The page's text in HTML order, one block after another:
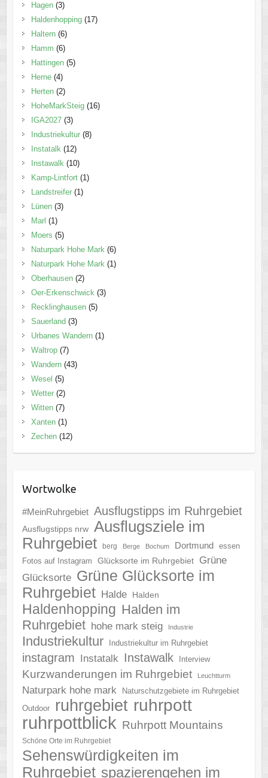
Hagen(3)
Haldenhopping(17)
Haltern(6)
Hamm (6)
Hattingen(5)
Herne(4)
Herten(2)
HoheMarkSteig(16)
IGA2027(3)
Industriekultur(8)
Instatalk(12)
Instawalk(10)
Kamp-Lintfort(1)
Landstreifer(1)
Lünen(3)
Marl (1)
Moers (5)
Naturpark Hohe Mark(6)
Naturpark Hohe Mark(1)
Oberhausen(2)
Oer-Erkenschwick(3)
Recklinghausen(5)
Sauerland (3)
Urbanes Wandern(1)
Waltrop(7)
Wandern(43)
Wesel (5)
Wetter(2)
Witten(7)
Xanten(1)
Zechen(12)
Wortwolke
#MeinRuhrgebiet Ausflugstipps im Ruhrgebiet
Ausflugstipps nrw Ausflugsziele im
Ruhrgebiet
berg Berge Bochum Dortmund
essen
Fotos auf Instagram
Glücksorte im Ruhrgebiet
Grüne
Glücksorte Grüne Glücksorte im
Ruhrgebiet Halde Halden
Haldenhopping Halden im
Ruhrgebiet hohe mark steig Industrie
Industriekultur Industriekultur im Ruhrgebiet
instagram Instatalk Instawalk Interview
Kurzwanderungen im Ruhrgebiet Leuchtturm
Naturpark hohe mark
Naturschutzgebiete im Ruhrgebiet
Outdoor
ruhrgebiet ruhrpott
ruhrpottblick Ruhrpott Mountains
Schöne Orte im Ruhrgebiet
Sehenswürdigkeiten im
Ruhrgebiet spazierengehen im